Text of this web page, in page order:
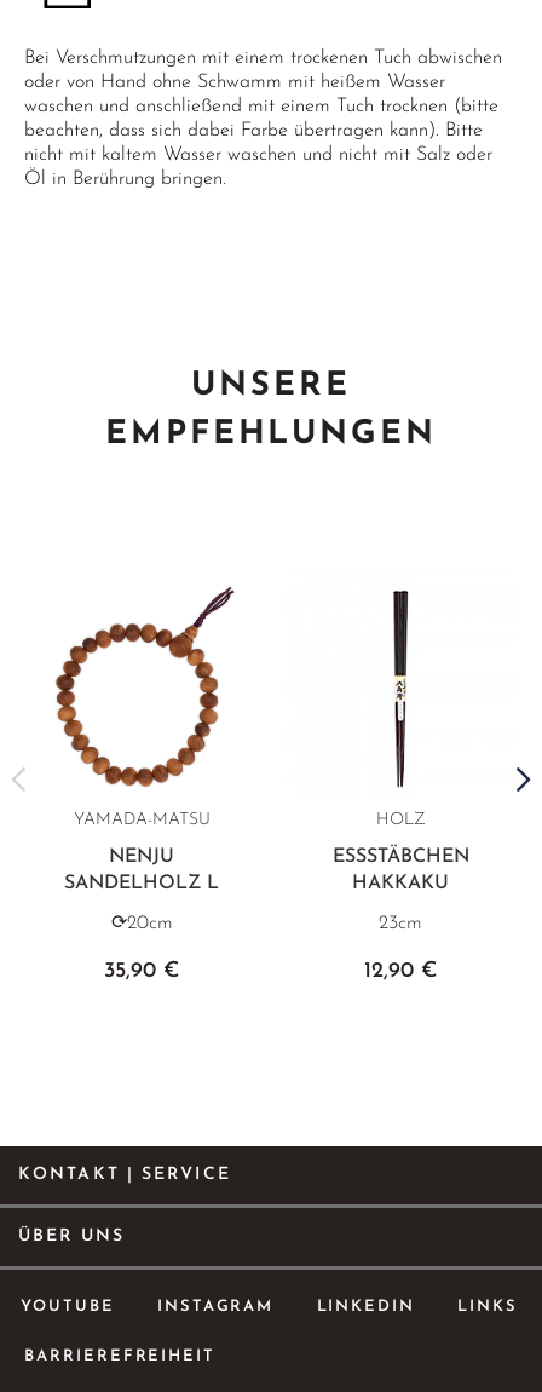
Bei Verschmutzungen mit einem trockenen Tuch abwischen
oder von Hand ohne Schwamm mit heißem Wasser
waschen und anschließend mit einem Tuch trocknen (bitte
beachten, dass sich dabei Farbe übertragen kann). Bitte
nicht mit kaltem Wasser waschen und nicht mit Salz oder
Öl in Berührung bringen.
UNSERE
EMPFEHLUNGEN
YAMADA-MATSU
NENJU
SANDELHOLZ L
⟳20cm
35,90 €
HOLZ
ESSSTÄBCHEN
HAKKAKU
23cm
12,90 €
KONTAKT | SERVICE
ÜBER UNS
YOUTUBE INSTAGRAM LINKEDIN LINKS
BARRIEREFREIHEIT